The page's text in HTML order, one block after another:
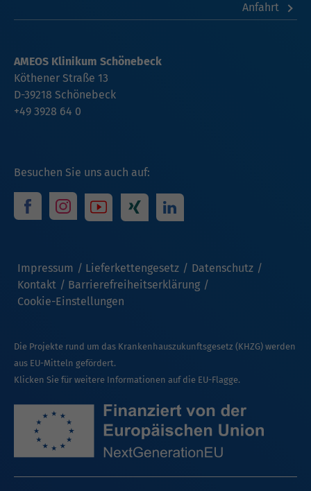
Anfahrt
Besuchen Sie uns auch auf:
Impressum Lieferkettengesetz
Datenschutz
Kontakt
Barrierefreiheitserklärung
Cookie-Einstellungen
AMEOS Klinikum Schönebeck
Köthener Straße 13
D-39218 Schönebeck
+49 3928 64 0
Die Projekte rund um das Krankenhauszukunftsgesetz (KHZG) werden
aus EU-Mitteln gefördert.
Klicken Sie für weitere Informationen auf die EU-Flagge.